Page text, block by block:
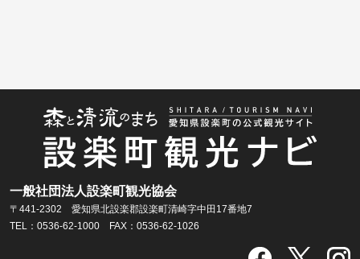
一般社団法人設楽町観光協会
〒441-2302 愛知県北設楽郡設楽町清崎字中田17番地7
TEL：0536-62-1000 FAX：0536-62-1026